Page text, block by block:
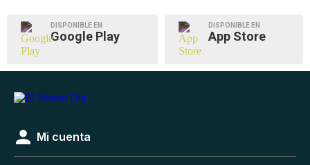
DISPONIBLE EN
Google Play
DISPONIBLE EN
App Store
Mi cuenta